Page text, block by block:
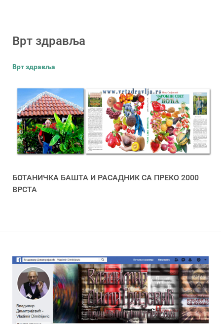
Врт здравља
Врт здравља
БОТАНИЧКА БАШТА И РАСАДНИК СА ПРЕКО 2000
ВРСТА